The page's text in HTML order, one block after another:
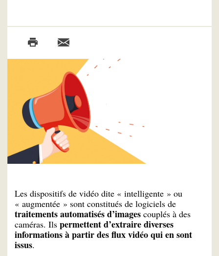
Les dispositifs de vidéo dite « intelligente » ou
« augmentée » sont constitués de logiciels de
traitements automatisés d’images couplés à des
caméras. Ils permettent d’extraire diverses
informations à partir des flux vidéo qui en sont
issus.